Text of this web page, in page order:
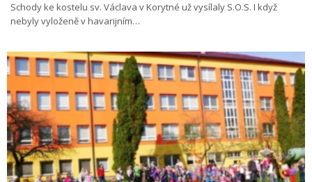
Schody ke kostelu sv. Václava v Korytné už vysílaly S.O.S. I když
nebyly vyloženě v havarijním…